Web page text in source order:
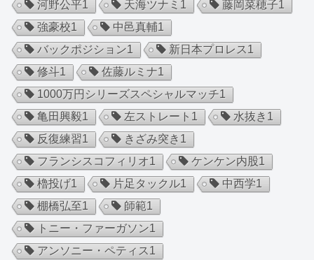
河野公平1 天海ツナミ 1 藤岡菜穂子1
強豪校1 中邑真輔1
バックポジション1 新日本プロレス1
修斗1 佐藤ルミナ1
1000万円シリーズスペシャルマッチ1
亀田興毅1 左ストレート 1 水抜き 1
反復練習1 きざみ突き 1
フランシスコフィリオ1 ケンケン内股1
櫓投げ1 片足タックル1 中西学1
棚橋弘至1 師範1
トニー・ファーガソン1
アンソニー・ペティス1